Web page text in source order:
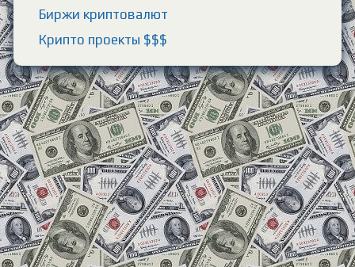
Биржи криптовалют
Крипто проекты $$$